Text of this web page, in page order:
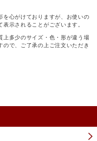
を心がけておりますが、お使いの
示されることがございます。
上多少のサイズ・色・形が違う場
で、ご了承の上ご注文いただき